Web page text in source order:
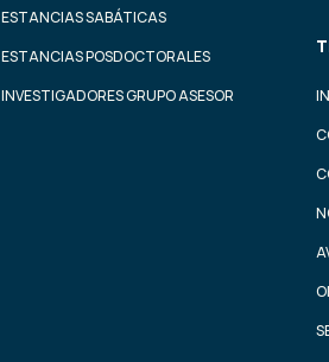
ESTANCIAS SABÁTICAS
ESTANCIAS POSDOCTORALES
INVESTIGADORES GRUPO ASESOR